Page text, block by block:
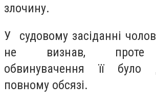
злочину.
У судовому засіданні
не визнав, проте
обвинувачення її було
повному обсязі.